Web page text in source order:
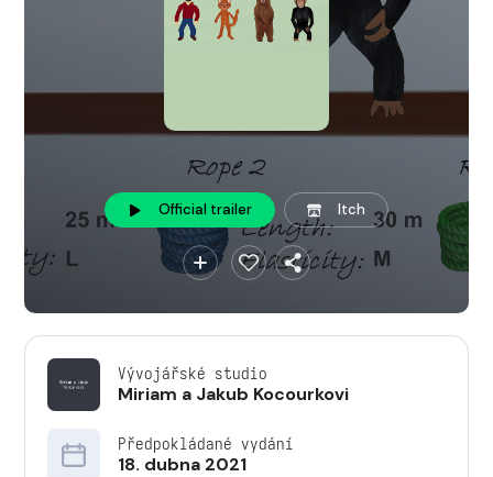
Official trailer Itch
Vývojářské studio
Miriam a Jakub Kocourkovi
Předpokládané vydání
18. dubna 2021